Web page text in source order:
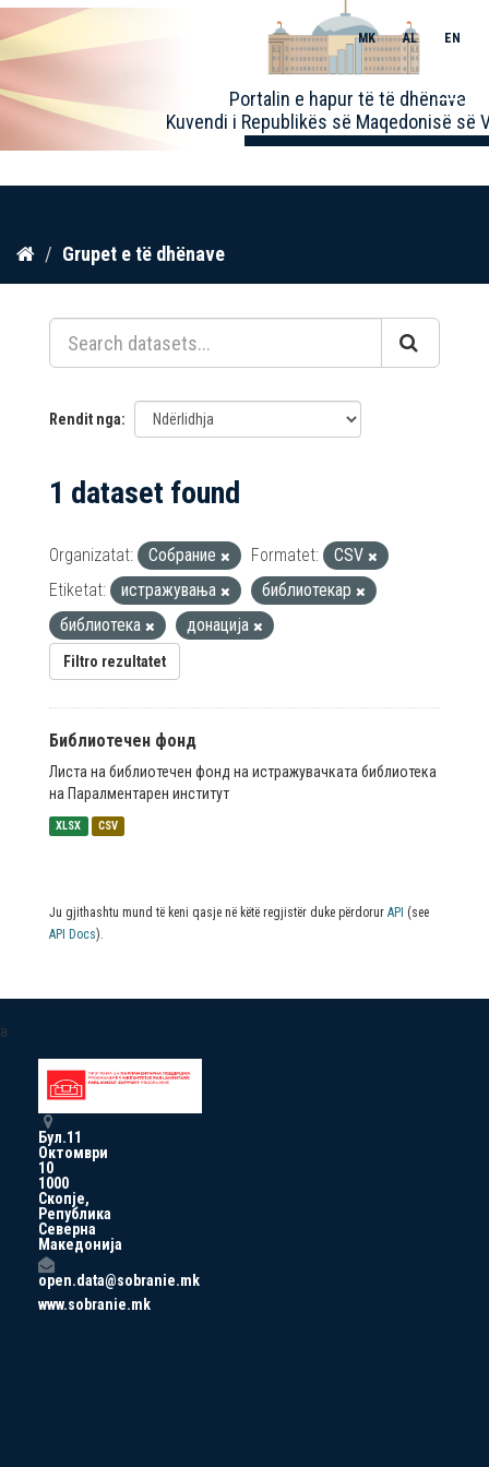
Kalo
përmbajtja
Portalin e hapur të të dhënave
Kuvendi i Republikës së Maqedonisë së
MK AL EN
Toggle
Grupet e të dhënave
Rendit nga
1 dataset found
Organizatat: Собрание Formatet:
CSV
Etiketat:
истражувања
библиотекар
библиотека
донација
Filtro rezultatet
Библиотечен фонд
Листа на библиотечен фонд на истражувачката библиотека
на Паралментарен институт
XLSX CSV
Ju gjithashtu mund të keni qasje në këtë regjistër duke përdorur API (see
API Docs).
a
Бул.11
Октомври
10
1000
Скопје,
Република
Северна
Македонија
open.data@sobranie.mk
www.sobranie.mk